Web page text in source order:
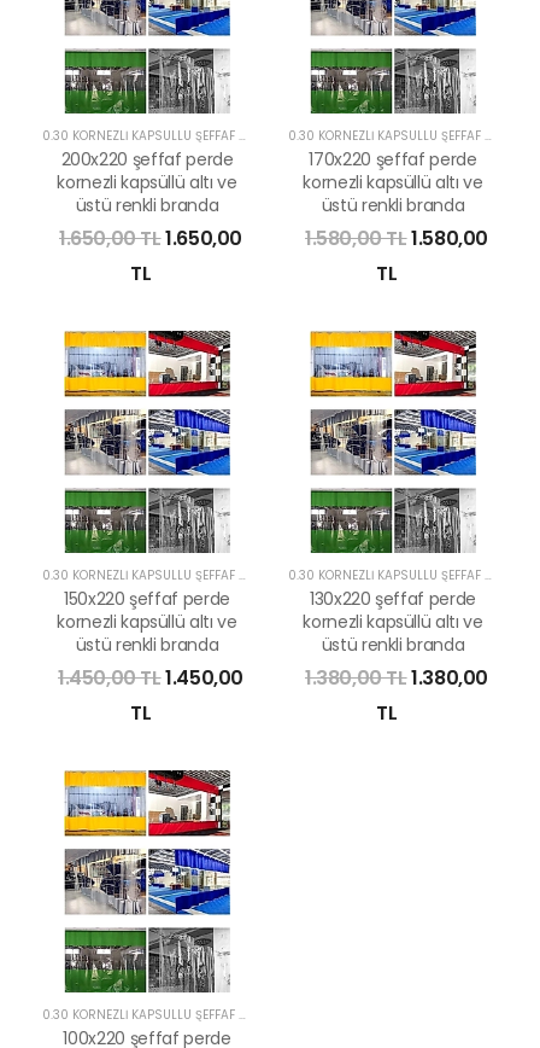
0.30 KORNEZLİ KAPSÜLLÜ ŞEFFAF PERDE
200x220 şeffaf perde
kornezli kapsüllü altı ve
üstü renkli branda
1.650,00 TL1.650,00
TL
0.30 KORNEZLİ KAPSÜLLÜ ŞEFFAF PERDE
170x220 şeffaf perde
kornezli kapsüllü altı ve
üstü renkli branda
1.580,00 TL1.580,00
TL
0.30 KORNEZLİ KAPSÜLLÜ ŞEFFAF PERDE
150x220 şeffaf perde
kornezli kapsüllü altı ve
üstü renkli branda
1.450,00 TL1.450,00
TL
0.30 KORNEZLİ KAPSÜLLÜ ŞEFFAF PERDE
130x220 şeffaf perde
kornezli kapsüllü altı ve
üstü renkli branda
1.380,00 TL1.380,00
TL
0.30 KORNEZLİ KAPSÜLLÜ ŞEFFAF PERDE
100x220 şeffaf perde